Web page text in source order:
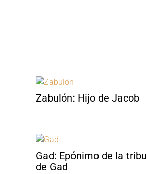
Zabulón: Hijo de Jacob
Gad: Epónimo de la tribu
de Gad